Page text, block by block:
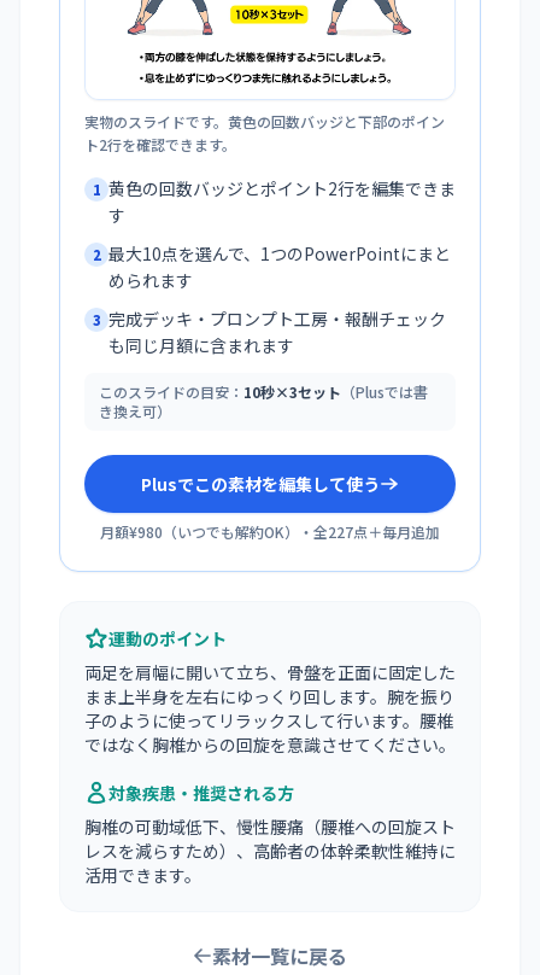
実物のスライドです。黄色の回数バッジと下部のポイン
ト2行を確認できます。
1 黄色の回数バッジとポイント2行を編集できま
す
2 最大10点を選んで、1つのPowerPointにまと
められます
3 完成デッキ・プロンプト工房・報酬チェック
も同じ月額に含まれます
このスライドの目安： 10秒×3セット （Plusでは書
き換え可）
Plusでこの素材を編集して使う
月額¥980 （いつでも解約OK）・全227点＋毎月追加
運動のポイント
両足を肩幅に開いて立ち、骨盤を正面に固定した
まま上半身を左右にゆっくり回します。腕を振り
子のように使ってリラックスして行います。腰椎
ではなく胸椎からの回旋を意識させてください。
対象疾患・推奨される方
胸椎の可動域低下、慢性腰痛（腰椎への回旋スト
レスを減らすため）、高齢者の体幹柔軟性維持に
活用できます。
素材一覧に戻る